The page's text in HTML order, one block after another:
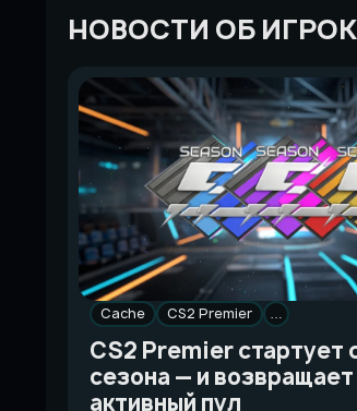
НОВОСТИ ОБ
Cache CS2 Premier …
CS2 Premier стартует
сезона — и
активный пул